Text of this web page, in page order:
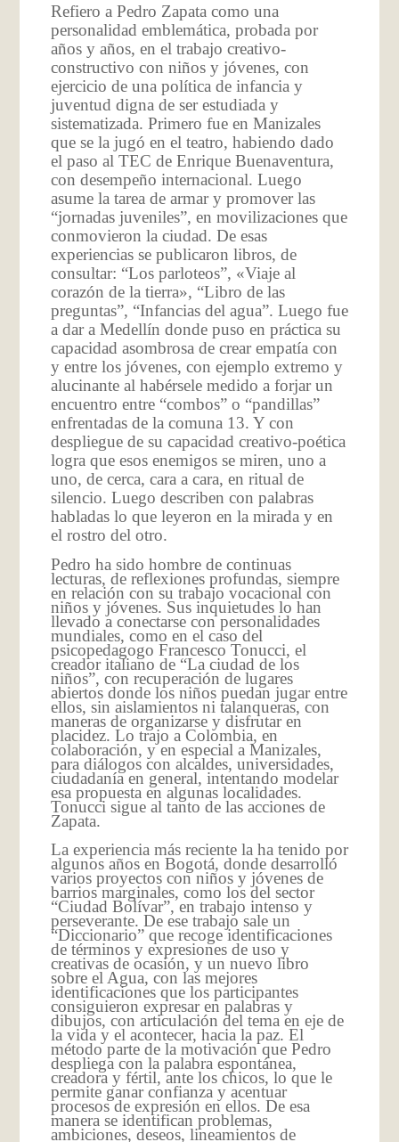
Refiero a Pedro Zapata como una
personalidad emblemática, probada por
años y años, en el trabajo creativo-
constructivo con niños y jóvenes, con
ejercicio de una política de infancia y
juventud digna de ser estudiada y
sistematizada. Primero fue en Manizales
que se la jugó en el teatro, habiendo dado
el paso al TEC de Enrique Buenaventura,
con desempeño internacional. Luego
asume la tarea de armar y promover las
“jornadas juveniles”, en movilizaciones que
conmovieron la ciudad. De esas
experiencias se publicaron libros, de
consultar: “Los parloteos”, «Viaje al
corazón de la tierra», “Libro de las
preguntas”, “Infancias del agua”. Luego fue
a dar a Medellín donde puso en práctica su
capacidad asombrosa de crear empatía con
y entre los jóvenes, con ejemplo extremo y
alucinante al habérsele medido a forjar un
encuentro entre “combos” o “pandillas”
enfrentadas de la comuna 13. Y con
despliegue de su capacidad creativo-poética
logra que esos enemigos se miren, uno a
uno, de cerca, cara a cara, en ritual de
silencio. Luego describen con palabras
habladas lo que leyeron en la mirada y en
el rostro del otro.
Pedro ha sido hombre de continuas
lecturas, de reflexiones profundas, siempre
en relación con su trabajo vocacional con
niños y jóvenes. Sus inquietudes lo han
llevado a conectarse con personalidades
mundiales, como en el caso del
psicopedagogo Francesco Tonucci, el
creador italiano de “La ciudad de los
niños”, con recuperación de lugares
abiertos donde los niños puedan jugar entre
ellos, sin aislamientos ni talanqueras, con
maneras de organizarse y disfrutar en
placidez. Lo trajo a Colombia, en
colaboración, y en especial a Manizales,
para diálogos con alcaldes, universidades,
ciudadanía en general, intentando modelar
esa propuesta en algunas localidades.
Tonucci sigue al tanto de las acciones de
Zapata.
La experiencia más reciente la ha tenido por
algunos años en Bogotá, donde desarrolló
varios proyectos con niños y jóvenes de
barrios marginales, como los del sector
“Ciudad Bolívar”, en trabajo intenso y
perseverante. De ese trabajo sale un
“Diccionario” que recoge identificaciones
de términos y expresiones de uso y
creativas de ocasión, y un nuevo libro
sobre el Agua, con las mejores
identificaciones que los participantes
consiguieron expresar en palabras y
dibujos, con articulación del tema en eje de
la vida y el acontecer, hacia la paz. El
método parte de la motivación que Pedro
despliega con la palabra espontánea,
creadora y fértil, ante los chicos, lo que le
permite ganar confianza y acentuar
procesos de expresión en ellos. De esa
manera se identifican problemas,
ambiciones, deseos, lineamientos de